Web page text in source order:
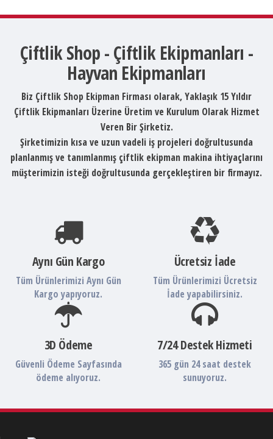
Çiftlik Shop - Çiftlik Ekipmanları -
Hayvan Ekipmanları
Biz Çiftlik Shop Ekipman Firması olarak, Yaklaşık 15 Yıldır
Çiftlik Ekipmanları Üzerine Üretim ve Kurulum Olarak Hizmet
Veren Bir Şirketiz.
Şirketimizin kısa ve uzun vadeli iş projeleri doğrultusunda
planlanmış ve tanımlanmış çiftlik ekipman makina ihtiyaçlarını
müşterimizin isteği doğrultusunda gerçekleştiren bir firmayız.
Aynı Gün Kargo
Tüm Ürünlerimizi Aynı Gün
Kargo yapıyoruz.
Ücretsiz İade
Tüm Ürünlerimizi Ücretsiz
İade yapabilirsiniz.
3D Ödeme
Güvenli Ödeme Sayfasında
ödeme alıyoruz.
7/24 Destek Hizmeti
365 gün 24 saat destek
sunuyoruz.